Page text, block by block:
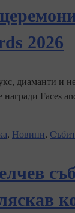
2026
диаманти и
Faces
, Новини,